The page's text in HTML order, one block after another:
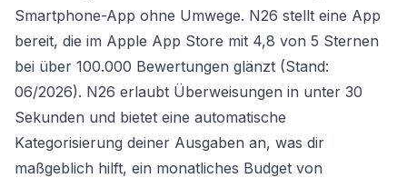
Smartphone-App ohne Umwege. N26 stellt eine App
bereit, die im Apple App Store mit 4,8 von 5 Sternen
bei über 100.000 Bewertungen glänzt (Stand:
06/2026). N26 erlaubt Überweisungen in unter 30
Sekunden und bietet eine automatische
Kategorisierung deiner Ausgaben an, was dir
maßgeblich hilft, ein monatliches Budget von